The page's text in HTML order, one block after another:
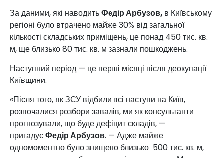
За даними, які наводитьФедір Арбузов, в Київському
регіоні було втрачено майже 30% від загальної
кількості складських приміщень, це понад 450 тис. кв.
м, ще близько 80 тис. кв. м зазнали пошкоджень.
Наступний період — це перші місяці після деокупації
Київщини.
«Після того, як ЗСУ відбили всі наступи на Київ,
розпочалися розбори завалів, ми як консультанти
прогнозували, що буде дефіцит складів, —
пригадуєФедір Арбузов. — Адже майже
одномоментно було знищено близько 500 тис. кв. м,